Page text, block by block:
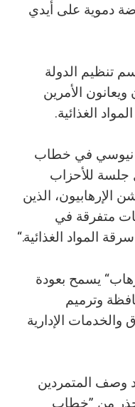
دموية على أيدي
تنظيم الدولة
الأمرين
الغذائية.
نيوسي في خطاب
خلال جلسة للأحزاب
الإرهابيون، الذين
متفرقة في
المواد الغذائية.“
يسمح بعودة
وترميم
الإدارية
وصف المتمردين
من ”خطاب